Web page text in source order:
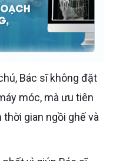
móc, mà ưu tiên
gian ngồi ghế và